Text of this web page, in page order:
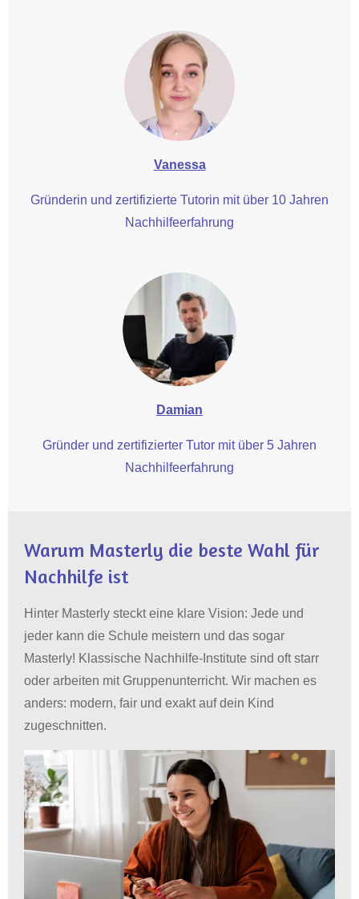
Vanessa
Gründerin und zertifizierte Tutorin mit über 10 Jahren
Nachhilfeerfahrung
Damian
Gründer und zertifizierter Tutor mit über 5 Jahren
Nachhilfeerfahrung
Warum Masterly die beste Wahl für
Nachhilfe ist
Hinter Masterly steckt eine klare Vision: Jede und
jeder kann die Schule meistern und das sogar
Masterly! Klassische Nachhilfe-Institute sind oft starr
oder arbeiten mit Gruppenunterricht. Wir machen es
anders: modern, fair und exakt auf dein Kind
zugeschnitten.